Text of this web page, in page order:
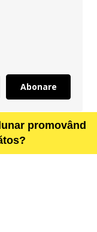
Abonare
promovând